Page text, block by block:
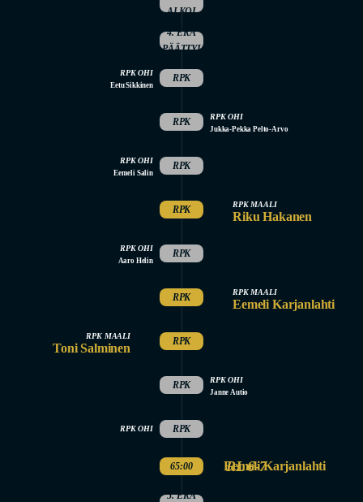
ALKOI
4. ERÄ
PÄÄTTYI
RPK OHI
Eetu Sikkinen
RPK
RPK RPK OHI
Jukka-Pekka Pelto-Arvo
RPK OHI
Eemeli Salin
RPK
RPK RPK MAALI
Riku Hakanen
RPK OHI
Aaro Helin
RPK
RPK RPK MAALI
Eemeli Karjanlahti
RPK MAALI
Toni Salminen RPK
RPK RPK OHI
Janne Autio
RPK OHI RPK
65:00 RL 6-7
Eemeli Karjanlahti
5. ERÄ